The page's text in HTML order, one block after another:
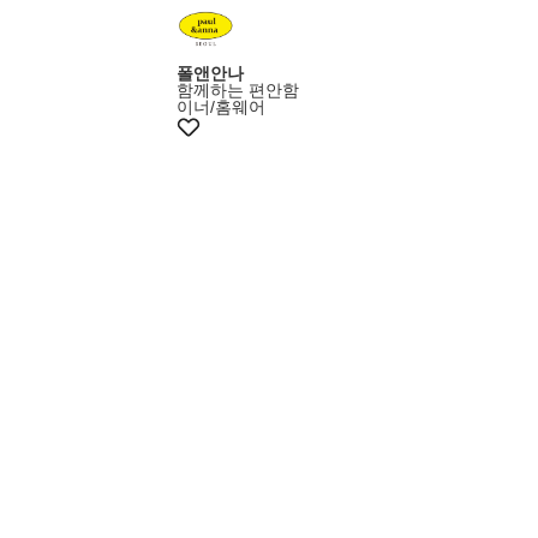
폴앤안나
함께하는 편안함
이너/홈웨어